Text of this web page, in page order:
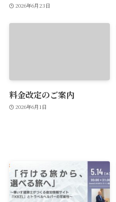
2026年6月23日
料金改定のご案内
2026年6月1日